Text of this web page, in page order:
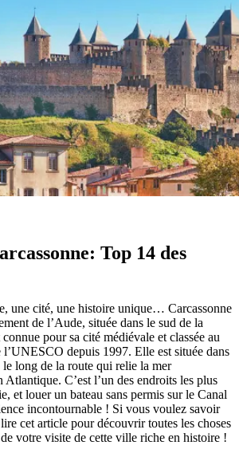
Top 14 des
une cité, une histoire unique… Carcassonne
de l’Aude, située dans le sud de la
pour sa cité médiévale et classée au
depuis 1997. Elle est située dans
long de la route qui relie la mer
Atlantique. C’est l’un des endroits les plus
et louer un bateau sans permis sur le Canal
incontournable ! Si vous voulez savoir
cet article pour découvrir toutes les choses
votre visite de cette ville riche en histoire !